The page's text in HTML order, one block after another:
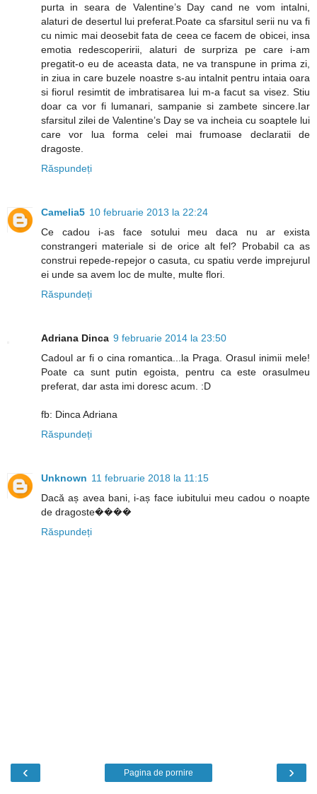
purta in seara de Valentine’s Day cand ne vom intalni,
alaturi de desertul lui preferat.Poate ca sfarsitul serii nu va fi
cu nimic mai deosebit fata de ceea ce facem de obicei, insa
emotia redescoperirii, alaturi de surpriza pe care i-am
pregatit-o eu de aceasta data, ne va transpune in prima zi,
in ziua in care buzele noastre s-au intalnit pentru intaia oara
si fiorul resimtit de imbratisarea lui m-a facut sa visez. Stiu
doar ca vor fi lumanari, sampanie si zambete sincere.Iar
sfarsitul zilei de Valentine’s Day se va incheia cu soaptele lui
care vor lua forma celei mai frumoase declaratii de
dragoste.
Răspundeți
Camelia5 10 februarie 2013 la 22:24
Ce cadou i-as face sotului meu daca nu ar exista
constrangeri materiale si de orice alt fel? Probabil ca as
construi repede-repejor o casuta, cu spatiu verde imprejurul
ei unde sa avem loc de multe, multe flori.
Răspundeți
Adriana Dinca 9 februarie 2014 la 23:50
Cadoul ar fi o cina romantica...la Praga. Orasul inimii mele!
Poate ca sunt putin egoista, pentru ca este orasulmeu
preferat, dar asta imi doresc acum. :D
fb: Dinca Adriana
Răspundeți
Unknown 11 februarie 2018 la 11:15
Dacă aș avea bani, i-aș face iubitului meu cadou o noapte
de dragoste����
Răspundeți
‹ ›
Pagina de pornire